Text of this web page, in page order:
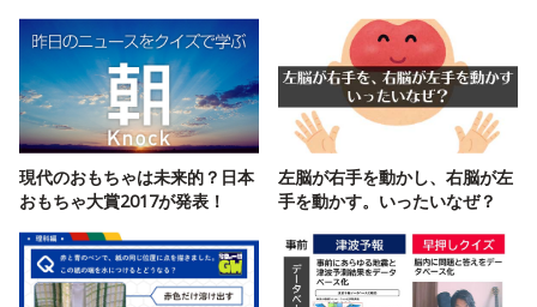
現代のおもちゃは未来的？日本
おもちゃ大賞2017が発表！
左脳が右手を動かし、右脳が左
手を動かす。いったいなぜ？